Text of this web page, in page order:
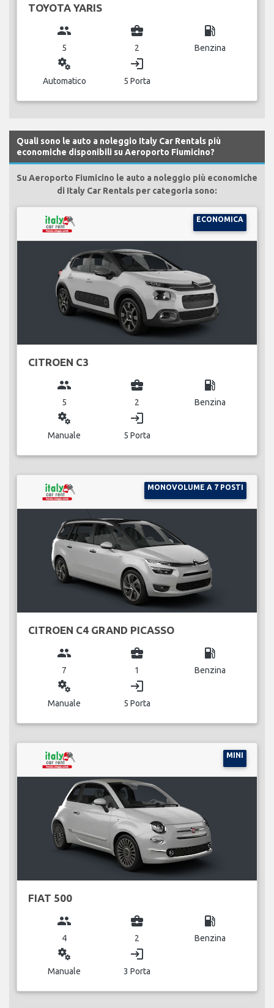
TOYOTA YARIS
group
5
business_center
2
local_gas_station
Benzina
miscellaneous_services
Automatico
login
5 Porta
Quali sono le auto a noleggio Italy Car Rentals più
economiche disponibili su Aeroporto Fiumicino?
Su Aeroporto Fiumicino le auto a noleggio più economiche
di Italy Car Rentals per categoria sono:
ECONOMICA
CITROEN C3
group
5
business_center
2
local_gas_station
Benzina
miscellaneous_services
Manuale
login
5 Porta
MONOVOLUME A 7 POSTI
CITROEN C4 GRAND PICASSO
group
7
business_center
1
local_gas_station
Benzina
miscellaneous_services
Manuale
login
5 Porta
MINI
FIAT 500
group
4
business_center
2
local_gas_station
Benzina
miscellaneous_services
Manuale
login
3 Porta